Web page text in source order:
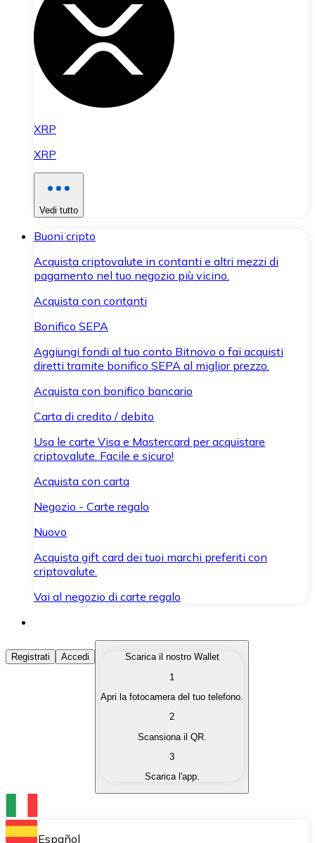
XRP
XRP
Vedi tutto
Buoni cripto
Acquista criptovalute in contanti e altri mezzi di
pagamento nel tuo negozio più vicino.
Acquista con contanti
Bonifico SEPA
Aggiungi fondi al tuo conto Bitnovo o fai acquisti
diretti tramite bonifico SEPA al miglior prezzo.
Acquista con bonifico bancario
Carta di credito / debito
Usa le carte Visa e Mastercard per acquistare
criptovalute. Facile e sicuro!
Acquista con carta
Negozio - Carte regalo
Nuovo
Acquista gift card dei tuoi marchi preferiti con
criptovalute.
Vai al negozio di carte regalo
Acquista Criptovalute
Acquista le criptovalute che ti interessano in modo
Converti le tue criptovalute in valuta fiat quando ne
Scambia una criptovaluta con un'altra
Conserva le tue cripto in un Wallet self-custodial.
Registrati Accedi
Scarica il nostro Wallet
1
Apri la fotocamera del tuo telefono.
2
Scansiona il QR.
3
Scarica l'app.
Español